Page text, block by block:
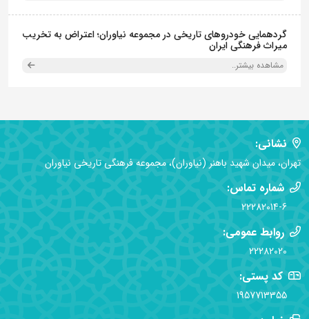
گردهمایی خودروهای تاریخی در مجموعه نیاوران؛ اعتراض به تخریب
میراث فرهنگی ایران
مشاهده بیشتر..
نشانی:
تهران، میدان شهید باهنر (نیاوران)، مجموعه فرهنگی تاریخی نیاوران
شماره تماس:
22282014-6
روابط عمومی:
22282020
کد پستی:
1957713355